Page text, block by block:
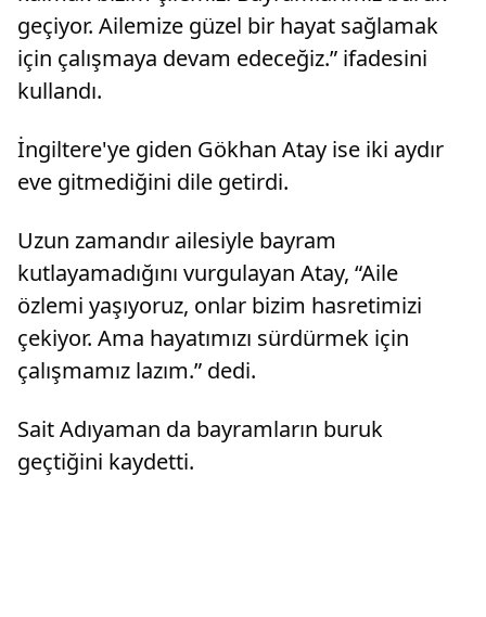
geçiyor. Ailemize güzel bir hayat sağlamak
için çalışmaya devam edeceğiz.” ifadesini
kullandı.
İngiltere'ye giden Gökhan Atay ise iki aydır
eve gitmediğini dile getirdi.
Uzun zamandır ailesiyle bayram
kutlayamadığını vurgulayan Atay, “Aile
özlemi yaşıyoruz, onlar bizim hasretimizi
çekiyor. Ama hayatımızı sürdürmek için
çalışmamız lazım.” dedi.
Sait Adıyaman da bayramların buruk
geçtiğini kaydetti.